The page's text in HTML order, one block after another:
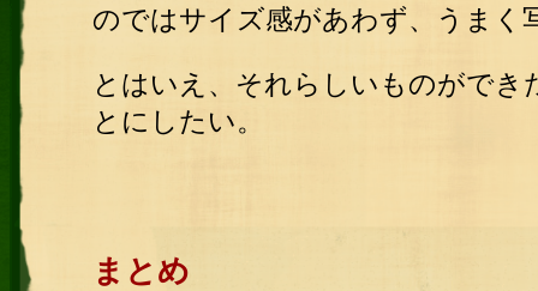
のではサイズ感があわず、うまく
とはいえ、それらしいものがで
とにしたい。
まとめ